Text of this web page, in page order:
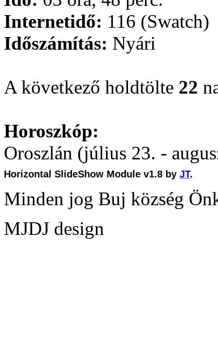
Internetidő: 116 (Swatch)
Időszámítás: Nyári
A következő holdtölte 22
Horoszkóp:
Oroszlán (július 23. -
Horizontal SlideShow Module v1.8 by JT.
Minden jog Buj község
MJDJ design